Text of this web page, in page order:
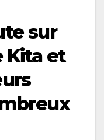
sur
Kita et